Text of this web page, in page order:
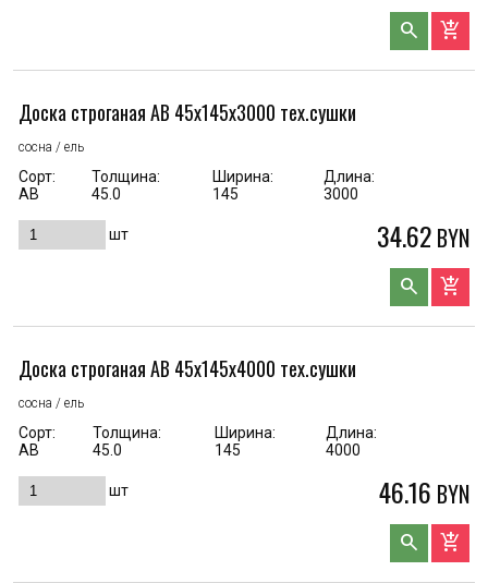
search add_shopping_cart
Доска строганая AB 45x145x3000 тех.сушки
сосна / ель
Сорт:
АВ
Толщина:
45.0
Ширина:
145
Длина:
3000
шт 34.62 BYN
search add_shopping_cart
Доска строганая AB 45x145x4000 тех.сушки
сосна / ель
Сорт:
АВ
Толщина:
45.0
Ширина:
145
Длина:
4000
шт 46.16 BYN
search add_shopping_cart